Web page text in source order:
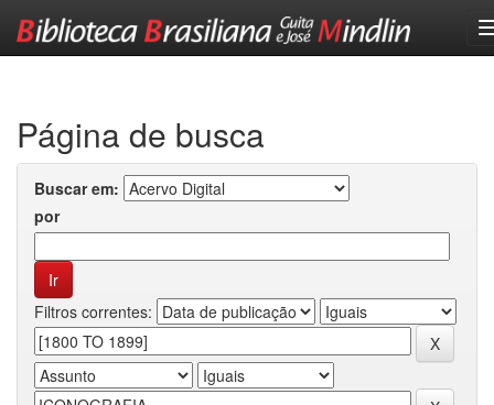
Página de busca
Buscar em:
por
Filtros correntes: